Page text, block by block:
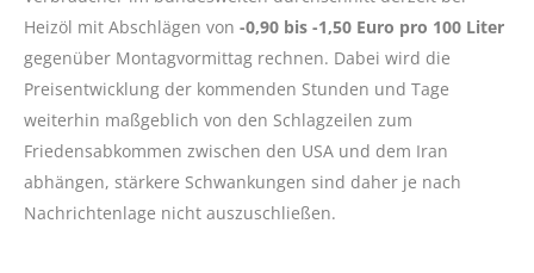
Heizöl mit Abschlägen von -0,90 bis -1,50 Euro pro 100 Liter
gegenüber Montagvormittag rechnen. Dabei wird die
Preisentwicklung der kommenden Stunden und Tage
weiterhin maßgeblich von den Schlagzeilen zum
Friedensabkommen zwischen den USA und dem Iran
abhängen, stärkere Schwankungen sind daher je nach
Nachrichtenlage nicht auszuschließen.